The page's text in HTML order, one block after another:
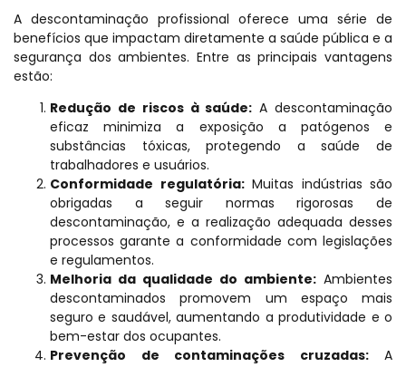
A descontaminação profissional oferece uma série de
benefícios que impactam diretamente a saúde pública e a
segurança dos ambientes. Entre as principais vantagens
estão:
Redução de riscos à saúde: A descontaminação
eficaz minimiza a exposição a patógenos e
substâncias tóxicas, protegendo a saúde de
trabalhadores e usuários.
Conformidade regulatória:Muitas indústrias são
obrigadas a seguir normas rigorosas de
descontaminação, e a realização adequada desses
processos garante a conformidade com legislações
e regulamentos.
Melhoria da qualidade do ambiente: Ambientes
descontaminados promovem um espaço mais
seguro e saudável, aumentando a produtividade e o
bem-estar dos ocupantes.
Prevenção de contaminações cruzadas:A